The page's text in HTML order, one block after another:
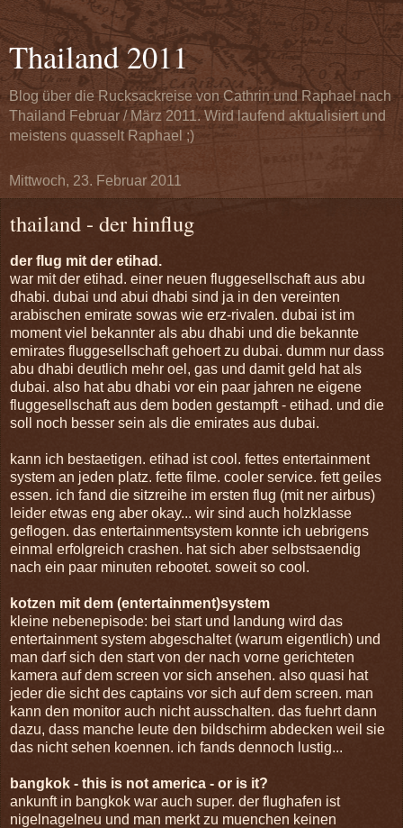
Thailand 2011
Blog über die Rucksackreise von Cathrin und Raphael nach
Thailand Februar / März 2011. Wird laufend aktualisiert und
meistens quasselt Raphael ;)
Mittwoch, 23. Februar 2011
thailand - der hinflug
der flug mit der etihad.
war mit der etihad. einer neuen fluggesellschaft aus abu
dhabi. dubai und abui dhabi sind ja in den vereinten
arabischen emirate sowas wie erz-rivalen. dubai ist im
moment viel bekannter als abu dhabi und die bekannte
emirates fluggesellschaft gehoert zu dubai. dumm nur dass
abu dhabi deutlich mehr oel, gas und damit geld hat als
dubai. also hat abu dhabi vor ein paar jahren ne eigene
fluggesellschaft aus dem boden gestampft - etihad. und die
soll noch besser sein als die emirates aus dubai.
kann ich bestaetigen. etihad ist cool. fettes entertainment
system an jeden platz. fette filme. cooler service. fett geiles
essen. ich fand die sitzreihe im ersten flug (mit ner airbus)
leider etwas eng aber okay... wir sind auch holzklasse
geflogen. das entertainmentsystem konnte ich uebrigens
einmal erfolgreich crashen. hat sich aber selbstsaendig
nach ein paar minuten rebootet. soweit so cool.
kotzen mit dem (entertainment)system
kleine nebenepisode: bei start und landung wird das
entertainment system abgeschaltet (warum eigentlich) und
man darf sich den start von der nach vorne gerichteten
kamera auf dem screen vor sich ansehen. also quasi hat
jeder die sicht des captains vor sich auf dem screen. man
kann den monitor auch nicht ausschalten. das fuehrt dann
dazu, dass manche leute den bildschirm abdecken weil sie
das nicht sehen koennen. ich fands dennoch lustig...
bangkok - this is not america - or is it?
ankunft in bangkok war auch super. der flughafen ist
nigelnagelneu und man merkt zu muenchen keinen